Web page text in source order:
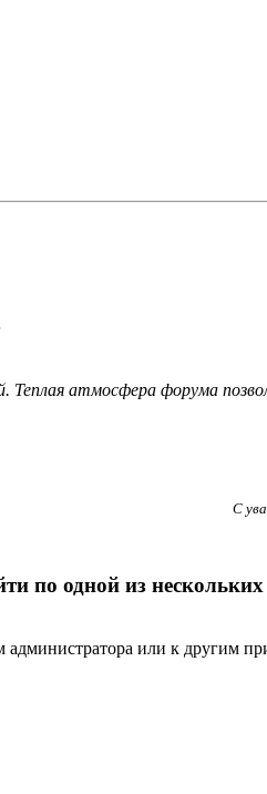
Теплая атмосфера форума
С
по одной из
администратора или к другим